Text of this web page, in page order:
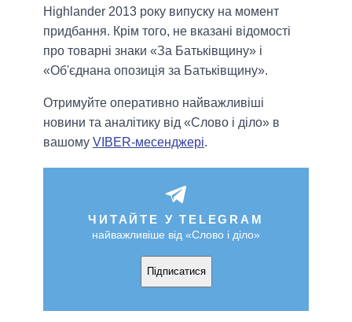
Highlander 2013 року випуску на момент
придбання. Крім того, не вказані відомості
про товарні знаки «За Батьківщину» і
«Об'єднана опозиція за Батьківщину».
Отримуйте оперативно найважливіші
новини та аналітику від «Слово і діло» в
вашому VIBER-месенджері.
ЧИТАЙТЕ У TELEGRAM
найважливіше від «Слово і діло»
Підписатися